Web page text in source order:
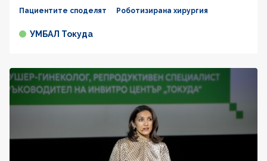
Пациентите споделят Роботизирана хирургия
УМБАЛ Токуда